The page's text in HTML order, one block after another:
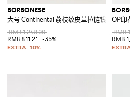
BORBONESE
大号 Continental 荔枝纹皮革拉链钱包
RMB 1,248.00
RMB 811.21
-35%
OP印
RMB
RMB